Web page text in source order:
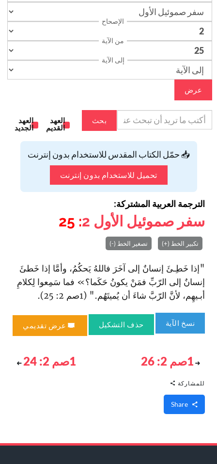
الإصحاح
من الآية
إلى الآية
عرض
بحث
العهد
القديم
العهد
الجديد
📥 حمّل الكتاب المقدس للاستخدام بدون إنترنت
تحميل للاستخدام بدون إنترنت
الترجمة العربية المشتركة:
سفر صموئيل الأول 2
: 25
تكبير الخط (+) تصغير الخط (-)
"إذا خَطِـئَ إنسانٌ إلى آخَرَ فاللهُ يَحكُمُ، وأمَّا إذا خَطئَ
إنسانٌ إلى الرّبِّ فمَنْ يكونُ حَكَما؟» فما سَمِعوا لِكلامِ
أبـيهِم، لأنَّ الرّبَّ شاءَ أن يُميتَهُم." (1صم 2: 25).
نسخ الآية حذف التشكيل عرض تقديمي
1صم 2: 26 1صم 2: 24
للمشاركة